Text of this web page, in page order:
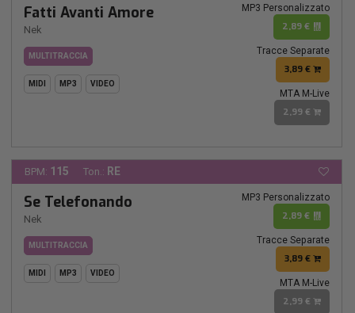
Fatti Avanti Amore
Nek
MULTITRACCIA
MIDI MP3 VIDEO
MP3 Personalizzato
2,89 €
Tracce Separate
3,89 €
MTA M-Live
2,99 €
BPM: 115 Ton.: RE
Se Telefonando
Nek
MULTITRACCIA
MIDI MP3 VIDEO
MP3 Personalizzato
2,89 €
Tracce Separate
3,89 €
MTA M-Live
2,99 €